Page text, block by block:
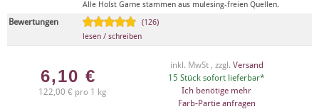
Alle Holst Garne stammen aus mulesing-freien Quellen.
Bewertungen
(126)
lesen / schreiben
6,10 €
122,00 € pro 1 kg
inkl. MwSt , zzgl. Versand
15 Stück sofort lieferbar*
Ich benötige mehr
Farb-Partie anfragen